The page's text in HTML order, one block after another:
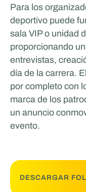
Para los
deportivo puede
sala VIP o unidad
proporcionando
entrevistas,
día de la carrera.
por completo con
marca de los
un anuncio
evento.
DESCARGAR